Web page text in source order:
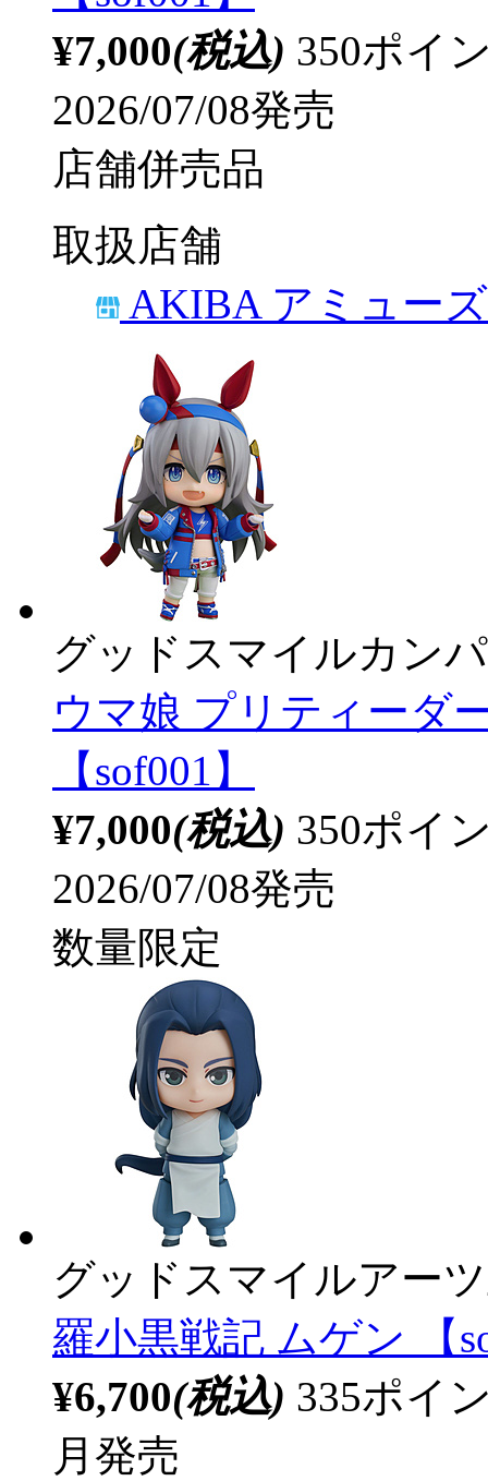
¥7,000(税込) 350ポイ
2026/07/08発売
店舗併売品
取扱店舗
AKIBA アミュー
グッドスマイルカン
ウマ娘 プリティーダ
【sof001】
¥7,000(税込) 350ポイ
2026/07/08発売
数量限定
グッドスマイルアー
羅小黒戦記 ムゲン 【
¥6,700(税込) 335ポイ
月発売